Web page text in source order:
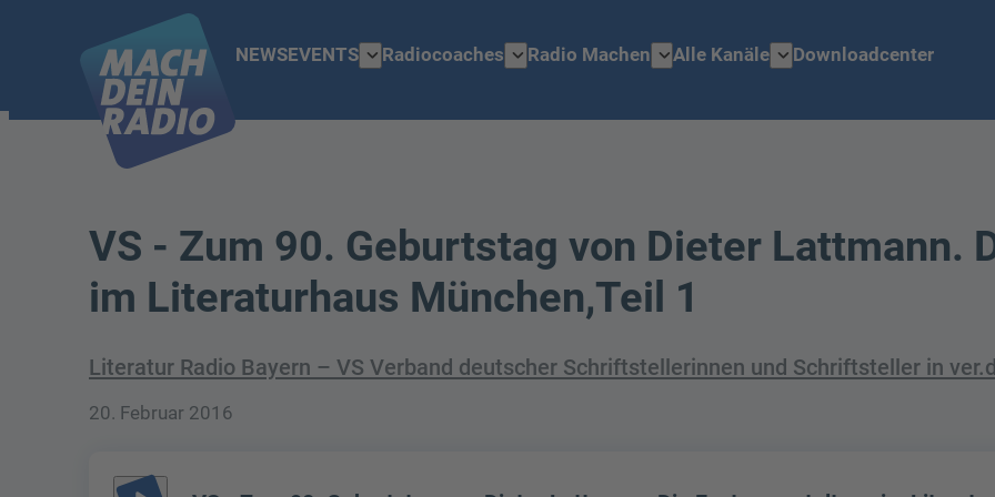
NEWSEVENTS expand_moreRadiocoaches expand_moreRadio Machen expand_moreAlle Kanäle expand_moreDownloadcenter
VS - Zum 90. Geburtstag von Dieter Lattmann.
im Literaturhaus München,Teil 1
Literatur Radio Bayern – VS Verband deutscher Schriftstellerinnen und Schriftsteller in
20. Februar 2016